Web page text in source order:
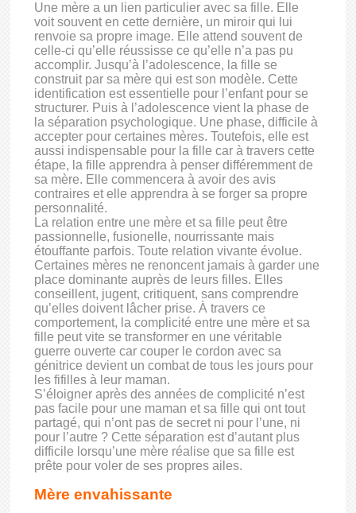
Une mère a un lien particulier avec sa fille. Elle
voit souvent en cette dernière, un miroir qui lui
renvoie sa propre image. Elle attend souvent de
celle-ci qu’elle réussisse ce qu’elle n’a pas pu
accomplir. Jusqu’à l’adolescence, la fille se
construit par sa mère qui est son modèle. Cette
identification est essentielle pour l’enfant pour se
structurer. Puis à l’adolescence vient la phase de
la séparation psychologique. Une phase, difficile à
accepter pour certaines mères. Toutefois, elle est
aussi indispensable pour la fille car à travers cette
étape, la fille apprendra à penser différemment de
sa mère. Elle commencera à avoir des avis
contraires et elle apprendra à se forger sa propre
personnalité.
La relation entre une mère et sa fille peut être
passionnelle, fusionelle, nourrissante mais
étouffante parfois. Toute relation vivante évolue.
Certaines mères ne renoncent jamais à garder une
place dominante auprès de leurs filles. Elles
conseillent, jugent, critiquent, sans comprendre
qu’elles doivent lâcher prise. À travers ce
comportement, la complicité entre une mère et sa
fille peut vite se transformer en une véritable
guerre ouverte car couper le cordon avec sa
génitrice devient un combat de tous les jours pour
les fifilles à leur maman.
S’éloigner après des années de complicité n’est
pas facile pour une maman et sa fille qui ont tout
partagé, qui n’ont pas de secret ni pour l’une, ni
pour l’autre ? Cette séparation est d’autant plus
difficile lorsqu’une mère réalise que sa fille est
prête pour voler de ses propres ailes.
Mère envahissante